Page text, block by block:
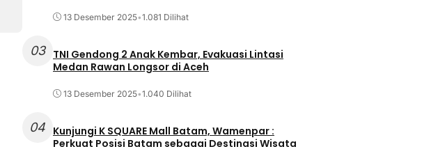
13 Desember 2025•1.081 Dilihat
03
TNI Gendong 2 Anak Kembar, Evakuasi Lintasi
Medan Rawan Longsor di Aceh
13 Desember 2025•1.040 Dilihat
04 Kunjungi K SQUARE Mall Batam, Wamenpar :
Perkuat Posisi Batam sebagai Destinasi Wisata